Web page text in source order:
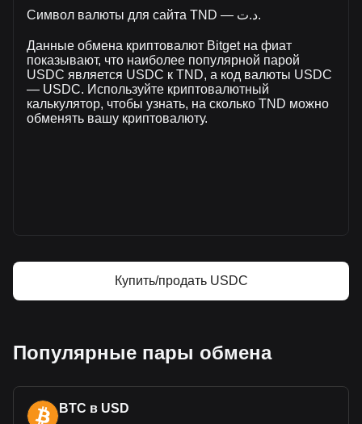
Текущая рыночная цена USDC составляет د.ت2.94 за
71,854,730,000USDC на основе оборотного предложения
USDC د.ت211,099,897,163.92 TND. Объем торгов упал на
USDC% (د.ت-4,896,628,967.86 TND) за последние 24
часа, а объем торгов -19.15 составил
د.ت25,566,125,933.85 было продано за тот же период.
Символ валюты для сайта TND — د.ت.
Данные обмена криптовалют Bitget на фиат
показывают, что наиболее популярной парой
USDC является USDC к TND, а код валюты USDC
— USDC. Используйте криптовалютный
калькулятор, чтобы узнать, на сколько TND можно
обменять вашу криптовалюту.
Купить/продать USDC
Популярные пары обмена
BTC в USD